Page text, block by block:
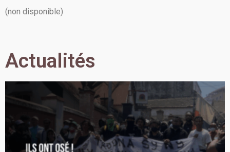
(non disponible)
Actualités